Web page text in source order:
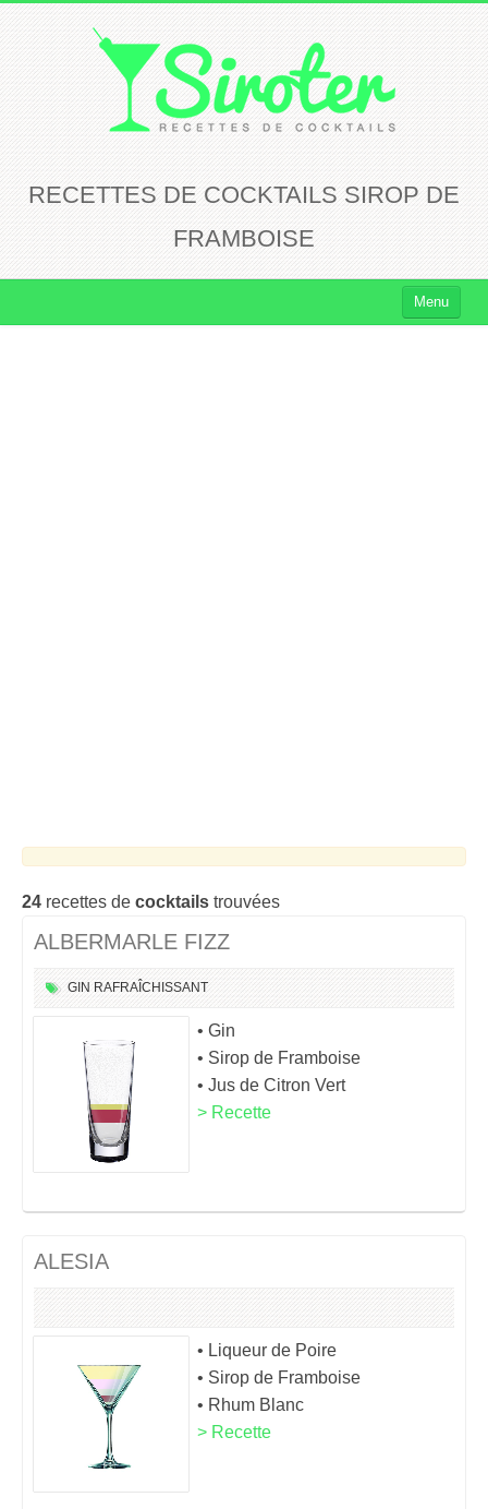
RECETTES DE COCKTAILS SIROP DE
FRAMBOISE
Menu
24 recettes de cocktails trouvées
ALBERMARLE FIZZ
GIN RAFRAÎCHISSANT
• Gin
• Sirop de Framboise
• Jus de Citron Vert
> Recette
ALESIA
• Liqueur de Poire
• Sirop de Framboise
• Rhum Blanc
> Recette